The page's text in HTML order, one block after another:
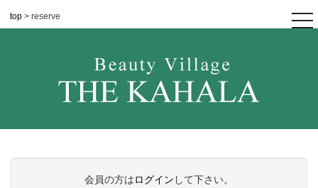
top > reserve
会員の方はログイン して下さい。